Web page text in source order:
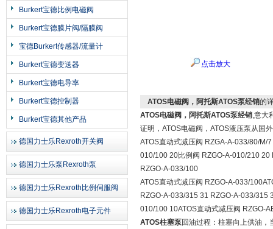
Burkert宝德比例电磁阀
Burkert宝德膜片阀/隔膜阀
宝德Burkert传感器/流量计
Burkert宝德变送器
Burkert宝德电导率
Burkert宝德控制器
Burkert宝德其他产品
德国力士乐Rexroth开关阀
德国力士乐泵Rexroth泵
德国力士乐Rexroth比例伺服阀
德国力士乐Rexroth电子元件
点击放大
ATOS电磁阀，阿托斯ATOS泵经销的
ATOS电磁阀，阿托斯ATOS泵经销,意大
证明，ATOS电磁阀，ATOS液压泵从国
ATOS直动式减压阀 RZGA-A-033/80/M/
010/100 20比例阀 RZGO-A-010/210 20
RZGO-A-033/100
ATOS直动式减压阀 RZGO-A-033/
RZGO-A-033/315 31 RZGO-A-033/315
010/100 10ATOS直动式减压阀 RZGO-
ATOS柱塞泵回油过程：柱塞向上供油